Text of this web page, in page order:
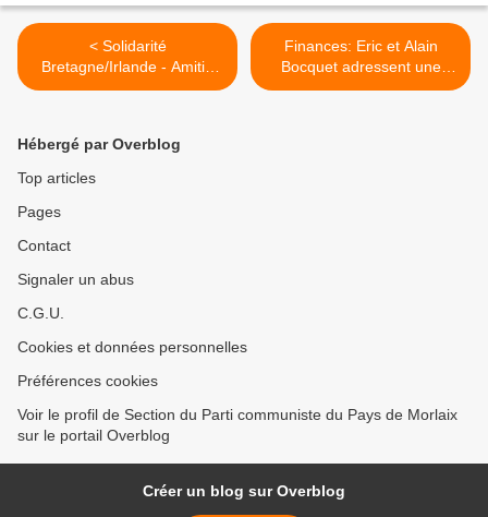
< Solidarité
Bretagne/Irlande - Amitié
Parti Communiste/ Sinn
vendredi 12 mai au
Patronage Sanquer à Brest
Finances: Eric et Alain
Bocquet adressent une
lettre au président de la
Hébergé par Overblog
Top articles
Pages
Contact
Signaler un abus
C.G.U.
Cookies et données personnelles
Préférences cookies
Voir le profil de Section du Parti communiste du Pays de Morlaix
sur le portail Overblog
Créer un blog sur Overblog